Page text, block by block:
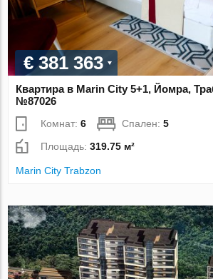
€ 381 363
Квартира в Marin City 5+1, Йомра,
№87026
Комнат:6 Спален:5
Площадь:319.75 м²
Marin City Trabzon